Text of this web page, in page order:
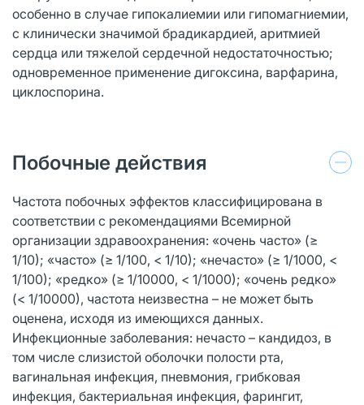
особенно в случае гипокалиемии или гипомагниемии,
с клинически значимой брадикардией, аритмией
сердца или тяжелой сердечной недостаточностью;
одновременное применение дигоксина, варфарина,
циклоспорина.
Побочные действия
Частота побочных эффектов классифицирована в
соответствии с рекомендациями Всемирной
организации здравоохранения: «очень часто» (≥
1/10); «часто» (≥ 1/100, < 1/10); «нечасто» (≥ 1/1000, <
1/100); «редко» (≥ 1/10000, < 1/1000); «очень редко»
(< 1/10000), частота неизвестна – не может быть
оценена, исходя из имеющихся данных.
Инфекционные заболевания: нечасто – кандидоз, в
том числе слизистой оболочки полости рта,
вагинальная инфекция, пневмония, грибковая
инфекция, бактериальная инфекция, фарингит,